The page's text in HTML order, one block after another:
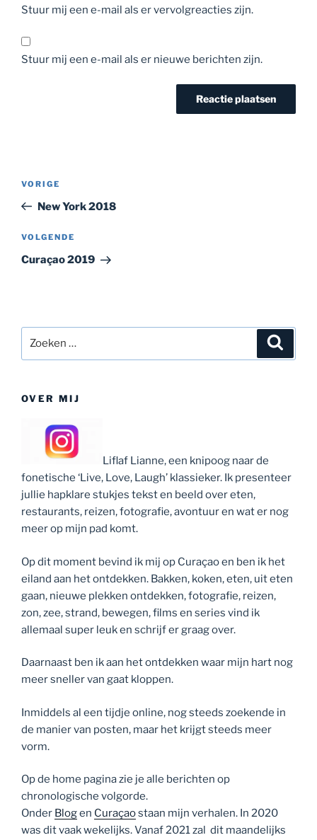
Stuur mij een e-mail als er vervolgreacties zijn.
Stuur mij een e-mail als er nieuwe berichten zijn.
Vorig
bericht
VORIGE
New York 2018
Volgend
bericht
VOLGENDE
Curaçao 2019
naar:
OVER MIJ
Liflaf Lianne, een knipoog naar de
fonetische ‘Live, Love, Laugh’ klassieker. Ik presenteer
jullie hapklare stukjes tekst en beeld over eten,
restaurants, reizen, fotografie, avontuur en wat er nog
meer op mijn pad komt.
Op dit moment bevind ik mij op Curaçao en ben ik het
eiland aan het ontdekken. Bakken, koken, eten, uit eten
gaan, nieuwe plekken ontdekken, fotografie, reizen,
zon, zee, strand, bewegen, films en series vind ik
allemaal super leuk en schrijf er graag over.
Daarnaast ben ik aan het ontdekken waar mijn hart nog
meer sneller van gaat kloppen.
Inmiddels al een tijdje online, nog steeds zoekende in
de manier van posten, maar het krijgt steeds meer
vorm.
Op de home pagina zie je alle berichten op
chronologische volgorde.
Onder Blogen Curaçaostaan mijn verhalen. In 2020
was dit vaak wekelijks. Vanaf 2021 zal dit maandelijks